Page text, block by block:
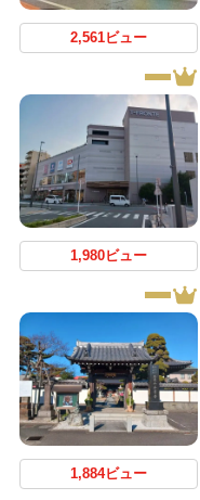
2,561ビュー
1,980ビュー
1,884ビュー